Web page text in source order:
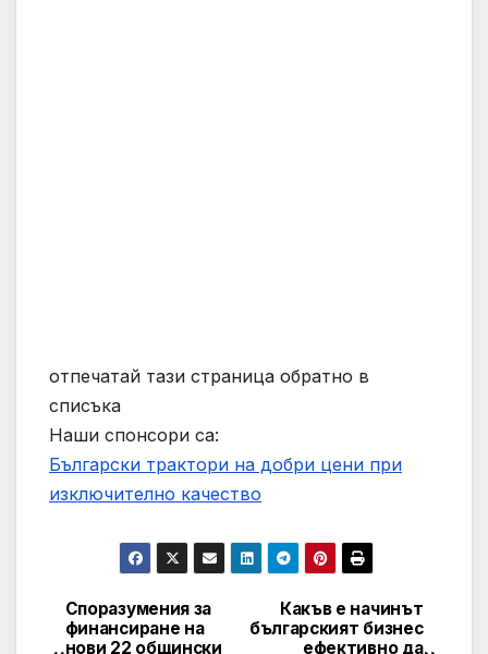
отпечатай тази страница обратно в
списъка
Наши спонсори са:
Български трактори на добри цени при
изключително качество
Post
Какъв е начинът
българският бизнес
ефективно да
Споразумения за
финансиране на
нови 22 общински